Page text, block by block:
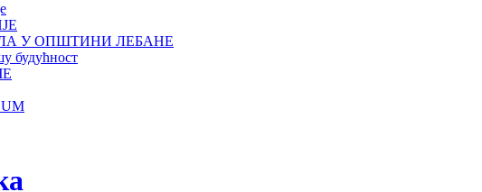
У ОПШТИНИ ЛЕБАНЕ
будућност